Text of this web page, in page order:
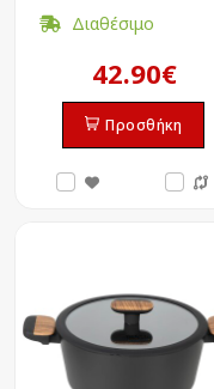
Διαθέσιμο
42.90€
Προσθήκη